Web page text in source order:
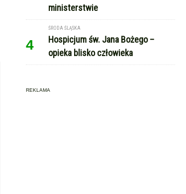
ministerstwie
4
ŚRODA ŚLĄSKA
Hospicjum św. Jana Bożego –
opieka blisko człowieka
REKLAMA